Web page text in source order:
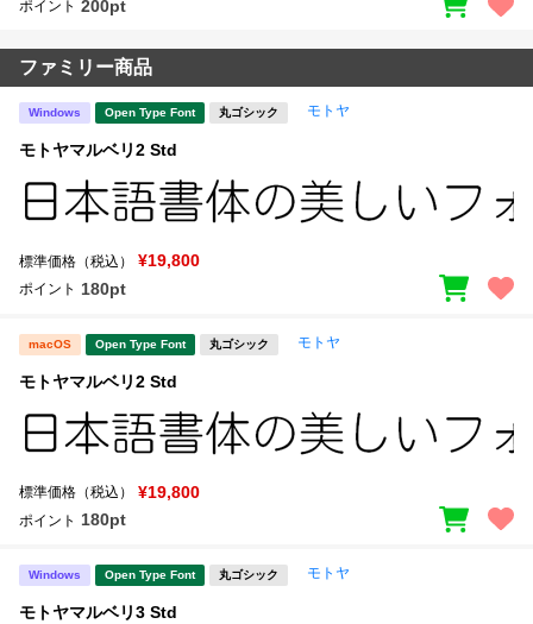
ポイント 200pt
ファミリー商品
Windows Open Type Font 丸ゴシック モトヤ
モトヤマルベリ2 Std
標準価格（税込） ¥19,800
ポイント 180pt
macOS Open Type Font 丸ゴシック モトヤ
モトヤマルベリ2 Std
標準価格（税込） ¥19,800
ポイント 180pt
Windows Open Type Font 丸ゴシック モトヤ
モトヤマルベリ3 Std